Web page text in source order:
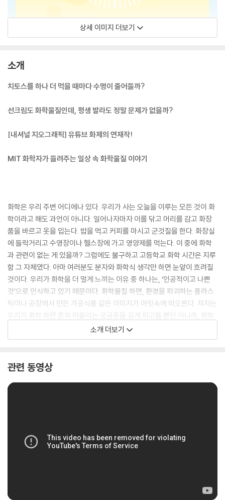
상세 이미지 더보기
소개
치토스를 하나 더 먹을 때마다 수명이 줄어들까?
선크림도 화학물질인데, 평생 발라도 정말 문제가 없을까?
[내셔널 지오그래픽] 유튜브 화제의 연재작!
MIT 화학자가 들려주는 일상 속 화학물질 이야기
화학은 우리 주변 어디에나 있다. 우리가 사는 오늘을 이루는 모든 것이 화
학이라고 해도 과언이 아니다. 일어나자마자 이를 닦고 머리를 감고 화장
품을 바르고 옷을 입는다. 밥을 먹고 커피를 마시고 군것질을 한다. 화장실
에 들락거리고 수영장이나 헬스장에 가고 영양제를 먹는다. 이 중에 화학
과 관련이 없는 게 있을까? 그럼에도 불구하고 고등학교 화학 시간은 지루
함 그 자체였다. 아마 여러분도 분자와 화학식 생각만 하면 눈앞이 흐려질
것이다. 우리가 화학을 더 멀게 느끼는 이유 중 하나는, ‘인공적이고 나쁜
것’으로 인식하고 있기 때문이다. 화학물질 하면, 환경을 파괴하는 플라스
틱이나 공장에서 만든 가공식품 같은 이미지가 머릿속에 떠오른다. 저자는
우리가 화학 하면 흔히 떠올리는 궁금증을 깊게 파고들 뿐만 아니라, 화학
을 이해할 때 경계해야 할 부분까지 살펴본다. 화학은 세상 어디에나 있다.
화학물질의 종류는 셀 수도 없을 정도로 많고 아직 우리가 모르는 화학물
좋다고 말할 수는 없다. 저자는 이 책을 쓰기 위해 수천 편의 논문을 읽고
독자들도 이 책을 읽은 후 같은 경험을 하기를 희망한다. 유쾌한 유머와 흥
소개 더보기
관련 동영상